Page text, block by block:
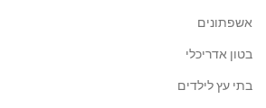
אשפתונים
בטון אדריכלי
בתי עץ לילדים